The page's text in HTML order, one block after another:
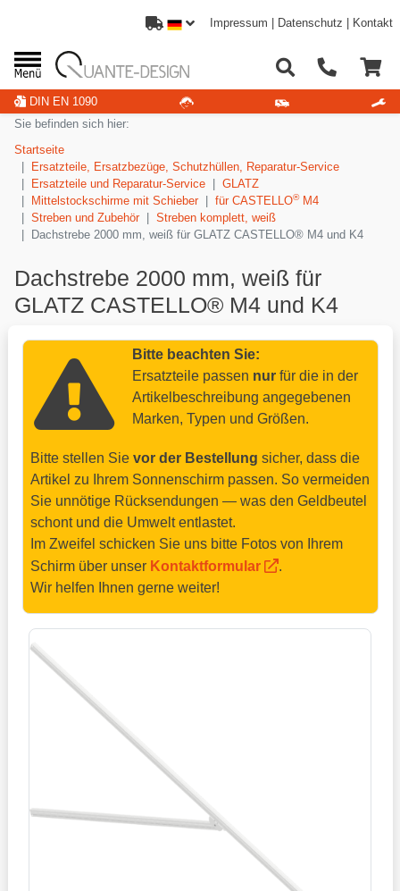
Impressum Datenschutz Kontakt
DIN EN 1090
Sie befinden sich hier:
Startseite
Ersatzteile, Ersatzbezüge, Schutzhüllen, Reparatur-Service
Ersatzteile und Reparatur-Service
GLATZ
Mittelstockschirme mit Schieber
für CASTELLO®M4
Streben und Zubehör
Streben komplett, weiß
Dachstrebe 2000 mm, weiß für GLATZ CASTELLO® M4 und K4
Dachstrebe 2000 mm, weiß für
GLATZ CASTELLO® M4 und K4
Bitte beachten Sie:
Ersatzteile passen nurfür die in der
Artikelbeschreibung angegebenen
Marken, Typen und Größen.
Bitte stellen Sie vor der Bestellung sicher, dass die
Artikel zu Ihrem Sonnenschirm passen. So vermeiden
Sie unnötige Rücksendungen — was den Geldbeutel
schont und die Umwelt entlastet.
Im Zweifel schicken Sie uns bitte Fotos von Ihrem
Schirm über unser Kontaktformular
.
Wir helfen Ihnen gerne weiter!